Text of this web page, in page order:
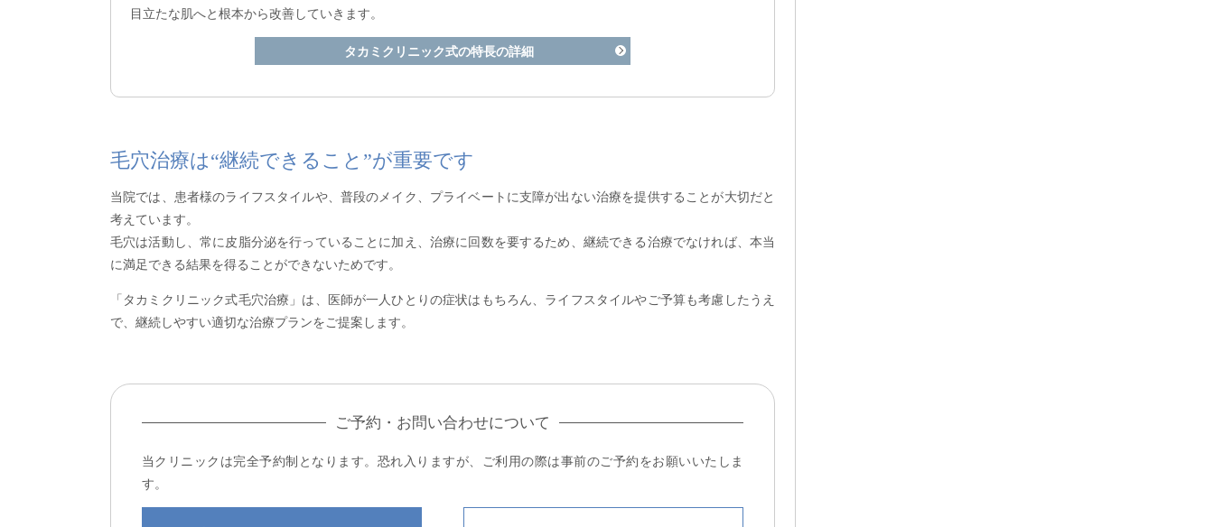
目立たな肌へと根本から改善していきます。
タカミクリニック式の特長の詳細
毛穴治療は“継続できること”が重要です
当院では、患者様のライフスタイルや、普段のメイク、プライベートに支障が出ない治療を提供することが大切だと
考えています。
毛穴は活動し、常に皮脂分泌を行っていることに加え、治療に回数を要するため、継続できる治療でなければ、本当
に満足できる結果を得ることができないためです。
「タカミクリニック式毛穴治療」は、医師が一人ひとりの症状はもちろん、ライフスタイルやご予算も考慮したうえ
で、継続しやすい適切な治療プランをご提案します。
ご予約・お問い合わせについて
当クリニックは完全予約制となります。恐れ入りますが、ご利用の際は事前のご予約をお願いいたしま
す。